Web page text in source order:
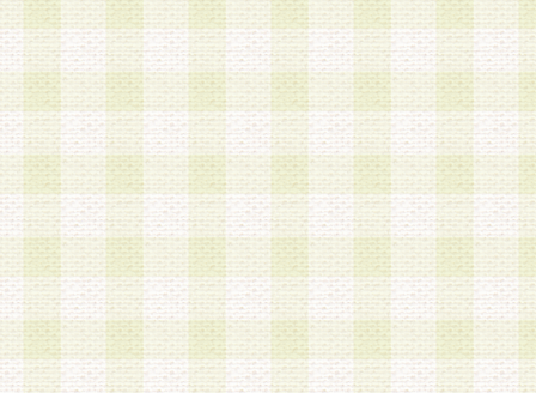
第5条 会員の登録情報
1.当社は、会員の登録情報に含まれる氏名・住所
アドレス等会員個人を識別できる情報を当社が別
シーポリシー
」に基づき適切に取り扱うものとし
は、当該個人情報を以下の各号に定める目的に利
す。なお、これら事項以外の目的で個人情報を利
かじめ会員の同意を得たうえで利用するものとし
a.本サービスの実施または運営
b.本サービスに係る謝礼、景品、調査サンプル品
c.会員からの電話、メール等の問い合わせなどへ
d.その他これらに付随する業務
2.当社は、会員個人を識別することのできる情報